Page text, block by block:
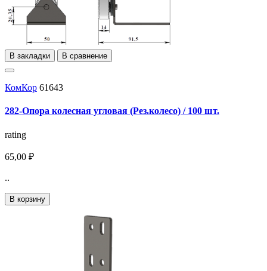
В закладки В сравнение
КомКор 61643
282-Опора колесная угловая (Рез.колесо) / 100 шт.
rating
65,00 ₽
..
В корзину